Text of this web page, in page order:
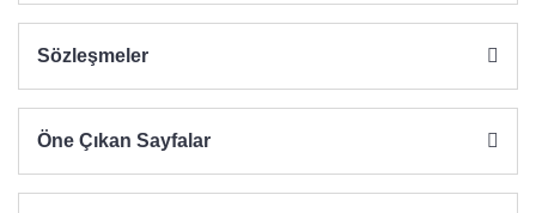
Sözleşmeler
Öne Çıkan Sayfalar